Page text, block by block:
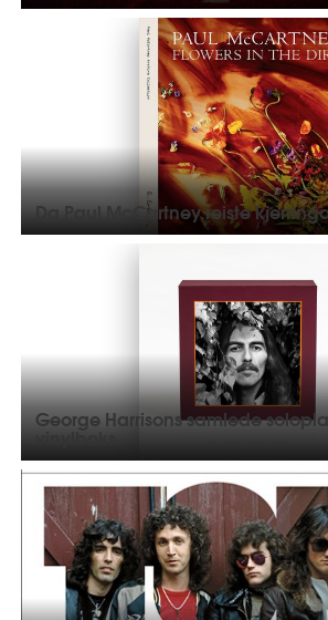
Da Paul McCartney reiste
George Harrisons samlede
vinylboks